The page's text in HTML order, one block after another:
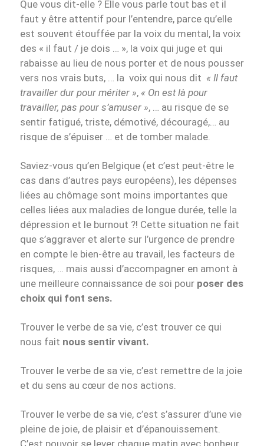
Que vous dit-elle ? Elle vous parle tout bas et il
faut y être attentif pour l’entendre, parce qu’elle
est souvent étouffée par la voix du mental, la voix
des « il faut / je dois … », la voix qui juge et qui
rabaisse au lieu de nous porter et de nous pousser
vers nos vrais buts, … la voix qui nous dit « Il faut
travailler dur pour mériter », « On est là pour
travailler, pas pour s’amuser », … au risque de se
sentir fatigué, triste, démotivé, découragé,… au
risque de s’épuiser … et de tomber malade.
Saviez-vous qu’en Belgique (et c’est peut-être le
cas dans d’autres pays européens), les dépenses
liées au chômage sont moins importantes que
celles liées aux maladies de longue durée, telle la
dépression et le burnout ?! Cette situation ne fait
que s’aggraver et alerte sur l’urgence de prendre
en compte le bien-être au travail, les facteurs de
risques, … mais aussi d’accompagner en amont à
une meilleure connaissance de soi pour poser des
choix qui font sens.
Trouver le verbe de sa vie, c’est trouver ce qui
nous fait nous sentir vivant.
Trouver le verbe de sa vie, c’est remettre de la joie
et du sens au cœur de nos actions.
Trouver le verbe de sa vie, c’est s’assurer d’une vie
pleine de joie, de plaisir et d’épanouissement.